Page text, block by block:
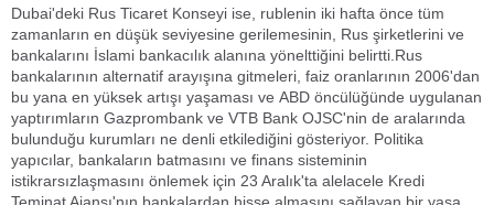
Dubai'deki Rus Ticaret Konseyi ise, rublenin iki hafta önce tüm
zamanların en düşük seviyesine gerilemesinin, Rus şirketlerini ve
bankalarını İslami bankacılık alanına yönelttiğini belirtti.Rus
bankalarının alternatif arayışına gitmeleri, faiz oranlarının 2006'dan
bu yana en yüksek artışı yaşaması ve ABD öncülüğünde uygulanan
yaptırımların Gazprombank ve VTB Bank OJSC'nin de aralarında
bulunduğu kurumları ne denli etkilediğini gösteriyor. Politika
yapıcılar, bankaların batmasını ve finans sisteminin
istikrarsızlaşmasını önlemek için 23 Aralık'ta alelacele Kredi